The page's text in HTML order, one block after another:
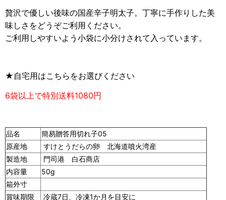
贅沢で優しい後味の国産辛子明太子。丁寧に手作りした美
味しさをどうぞご利用ください。
ご利用しやすいよう小袋に小分けされて入っています。
★自宅用はこちらをお選びください
6袋以上で特別送料1080円
品名
簡易贈答用切れ子05
原産地
すけとうだらの卵 北海道噴火湾産
製造地
門司港 白石商店
内容量
50g
箱外寸
賞味期限
冷蔵7日、冷凍1か月を目安に